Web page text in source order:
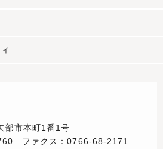
部市本町1番1号
ファクス：0766-68-2171